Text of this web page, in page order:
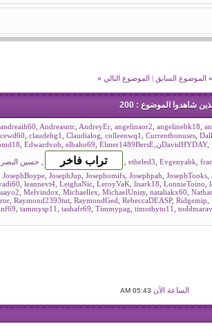
« الموضوع السابق | الموضوع التالي »
شاهدوا الموضوع : 200
andreaih60 Andreasntc, AndreyEr, angelinaor2 angelinebk18
claudebg1 Claudialog colleenwq1 Currentbonuses,
DavidHYDAY,
Edwardvob elbaho69 Elmer1489BersE,
etheled3 Evgenyabk
حسين
JosephBoype, JosephJup Josephomifs, Josephpah JosephTooks,
leannevt4, LeighaNic, LeroyVaK lisark18 LonnieToino
Melvindox Michaellex MichaelUnisy, nataliakx60
, Raymond2393tut, RaymondGed RebeccaDEASP, Ridgemip
tammysp11 tashafr69 Timmypag timothytu11
الساعة الآن 05:43 AM